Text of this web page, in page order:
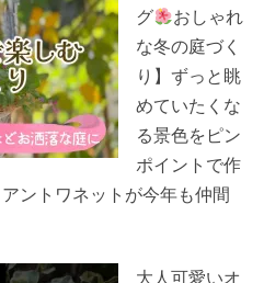
グ
おしゃれ
な冬の庭づく
り】ずっと眺
めていたくな
る景色をピン
ポイントで作
ントワネットが今年も仲間
大人可愛いオ